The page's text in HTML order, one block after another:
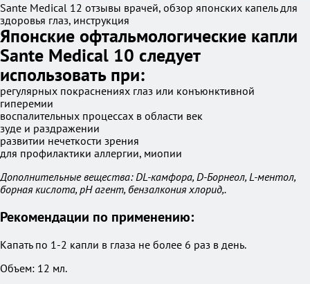
Sante Medical 12 отзывы врачей, обзор японских капель для
здоровья глаз, инструкция
Японские офтальмологические капли
Sante Medical 10 следует
использовать при:
регулярных покраснениях глаз или конъюнктивной
гиперемии
воспалительных процессах в области век
зуде и раздражении
развитии нечеткости зрения
для профилактики аллергии, миопии
Дополнительные вещества: DL-камфора, D-Борнеол, L-ментол,
борная кислота, рН агент, бензалкония хлорид,.
Рекомендации по применению:
Капать по 1-2 капли в глаза не более 6 раз в день.
Объем: 12 мл.